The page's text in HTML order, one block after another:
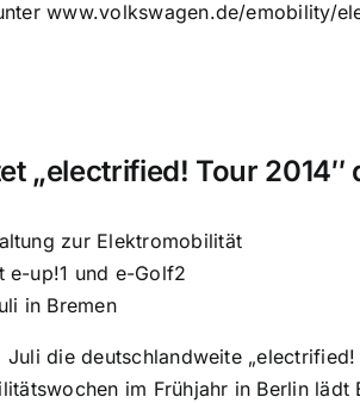
www.volkswagen.de/emobility/
„electrified! Tour 2014″
zur Elektromobilität
e-up!1 und e-Golf2
in Bremen
die deutschlandweite „electrified!
im Frühjahr in Berlin